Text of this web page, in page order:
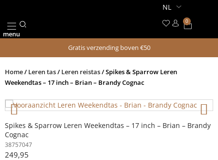
de
inhoud
menu
0
Gratis verzending boven €50
Home/ Leren tas/ Leren reistas/ Spikes & Sparrow Leren
Weekendtas – 17 inch – Brian – Brandy Cognac
Spikes & Sparrow Leren Weekendtas – 17 inch – Brian – Brandy
Cognac
38757047
249,95